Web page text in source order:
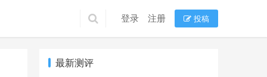
登录 注册 投稿
最新测评